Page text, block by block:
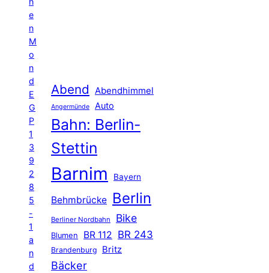
e
n
M
o
n
d
E
G
P
1
3
9
2
8
5
-
1
a
n
d
Abend Abendhimmel
Angermünde Auto
Bahn: Berlin-
Stettin
Barnim Bayern
Behmbrücke Berlin
Berliner Nordbahn Bike
Blumen BR 112 BR 243
Brandenburg Britz
Bäcker